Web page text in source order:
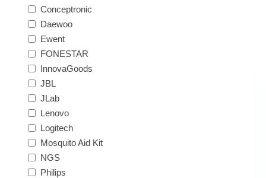
Conceptronic
Daewoo
Ewent
FONESTAR
InnovaGoods
JBL
JLab
Lenovo
Logitech
Mosquito Aid Kit
NGS
Philips